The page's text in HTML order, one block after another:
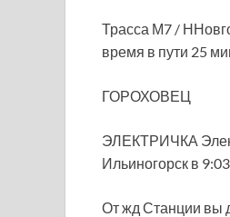
Трасса М7 /
время в пути 25
ГОРОХОВЕЦ
ЭЛЕКТРИЧКА
Ильиногорск в
От жд Станции вы